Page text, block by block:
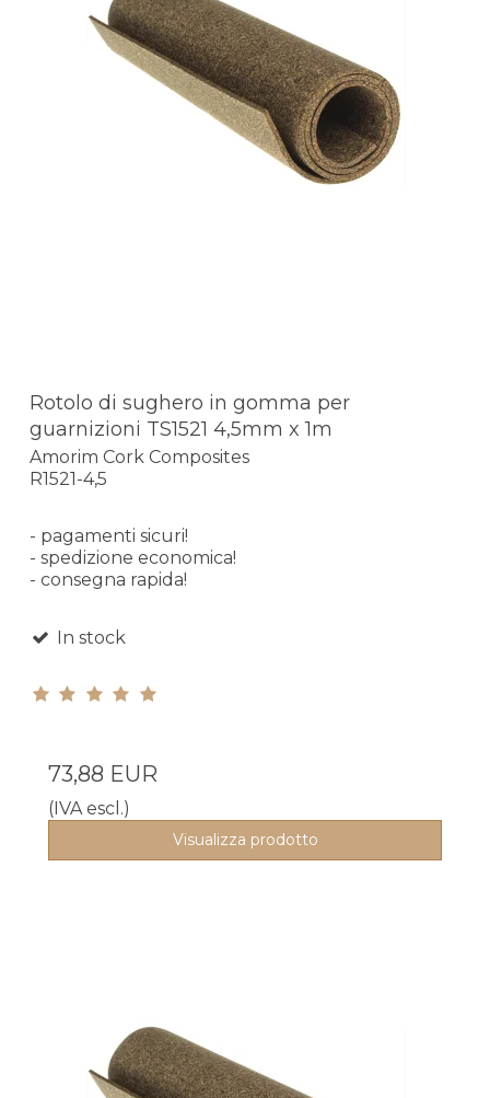
Rotolo di sughero in gomma per
guarnizioni TS1521 4,5mm x 1m
Amorim Cork Composites
R1521-4,5
- pagamenti sicuri!
- spedizione economica!
- consegna rapida!
In stock
73,88 EUR
(IVA escl.)
Visualizza prodotto